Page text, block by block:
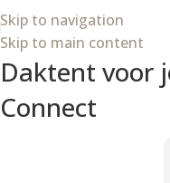
Skip to navigation
Skip to main content
Daktent voor
Connect